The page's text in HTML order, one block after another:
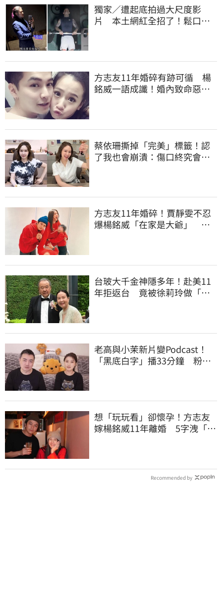
獨家／遭起底拍過大尺度影
片 本土網紅全招了！鬆口下
方志友11年婚碎有跡可循 楊
銘威一語成讖！婚內致命惡習
蔡依珊撕掉「完美」標籤！認
了我也會崩潰：傷口終究會癒
方志友11年婚碎！賈靜雯不忍
爆楊銘威「在家是大爺」 洩
台玻大千金神隱多年！赴美11
年拒返台 竟被徐莉玲做「這
老高與小茉新片變Podcast！
「黑底白字」播33分鐘 粉絲
想「玩玩看」卻懷孕！方志友
嫁楊銘威11年離婚 5字洩「分
Recommended by